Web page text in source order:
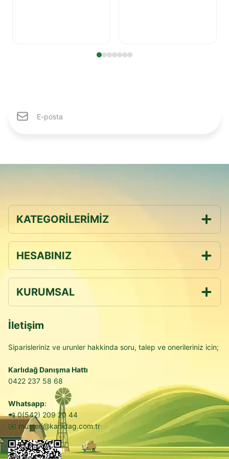
KATEGORİLERİMİZ
HESABINIZ
KURUMSAL
İletişim
Siparisleriniz ve urunler hakkinda soru, talep ve onerileriniz icin;
Karlıdağ Danışma Hattı
0422 237 58 68
Whatsapp:
📲0(542) 209 20 44
✉️ musteri@karlidag.com.tr